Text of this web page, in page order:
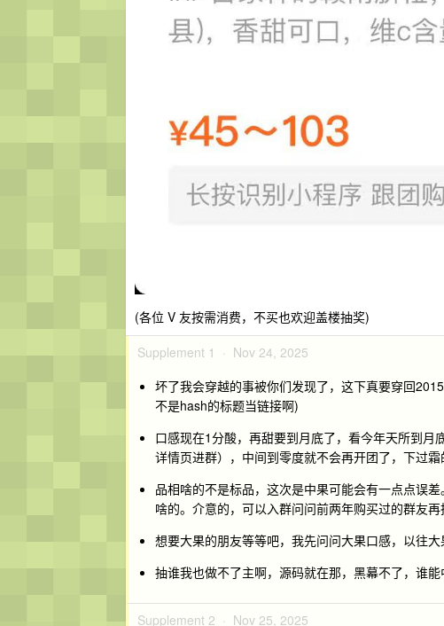
(各位 V 友按需消费，不买也欢迎盖楼抽奖)
Supplement 1 · Nov 24, 2025
坏了我会穿越的事被你们发现了，这下真要穿回
不是hash的标题当链接啊)
口感现在1分酸，再甜要到月底了，看今年天所到
详情页进群），中间到零度就不会再开团了，下过霜
品相啥的不是标品，这次是中果可能会有一点点误
啥的。介意的，可以入群问问前两年购买过的群友再
想要大果的朋友等等吧，我先问问大果口感，以往
抽谁我也做不了主啊，源码就在那，黑幕不了，谁
Supplement 2 · Nov 25, 2025